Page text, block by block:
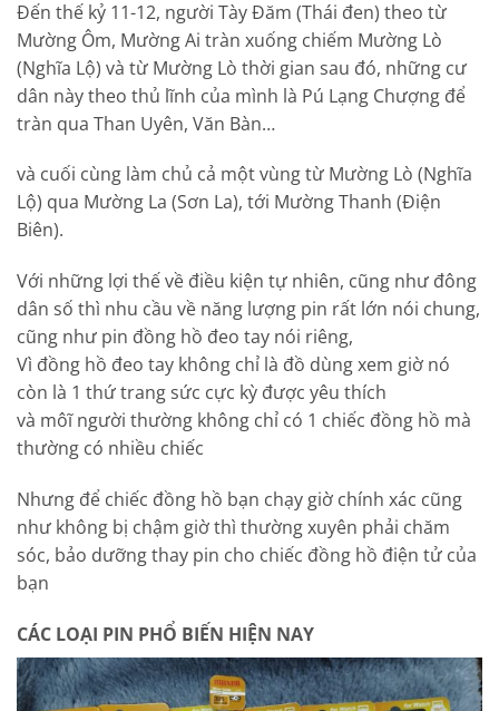
Đến thế kỷ 11-12, người Tày Đăm (Thái đen) theo từ
Mường Ôm, Mường Ai tràn xuống chiếm Mường Lò
(Nghĩa Lộ) và từ Mường Lò thời gian sau đó, những cư
dân này theo thủ lĩnh của mình là Pú Lạng Chượng để
tràn qua Than Uyên, Văn Bàn…
và cuối cùng làm chủ cả một vùng từ Mường Lò (Nghĩa
Lộ) qua Mường La (Sơn La), tới Mường Thanh (Điện
Biên).
Với những lợi thế về điều kiện tự nhiên, cũng như đông
dân số thì nhu cầu về năng lượng pin rất lớn nói chung,
cũng như pin đồng hồ đeo tay nói riêng,
Vì đồng hồ đeo tay không chỉ là đồ dùng xem giờ nó
còn là 1 thứ trang sức cực kỳ được yêu thích
và môĩ người thường không chỉ có 1 chiếc đồng hồ mà
thường có nhiều chiếc
Nhưng để chiếc đồng hồ bạn chạy giờ chính xác cũng
như không bị chậm giờ thì thường xuyên phải chăm
sóc, bảo dưỡng thay pin cho chiếc đồng hồ điện tử của
bạn
CÁC LOẠI PIN PHỔ BIẾN HIỆN NAY